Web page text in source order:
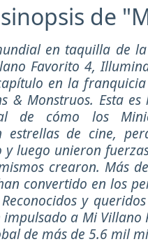
de
en taquilla de
Favorito 4,
en la
& Monstruos. Esta
de cómo los
estrellas de cine,
y luego unieron
crearon. Más
convertido en los
y
impulsado a Mi
de más de 5.6 mil